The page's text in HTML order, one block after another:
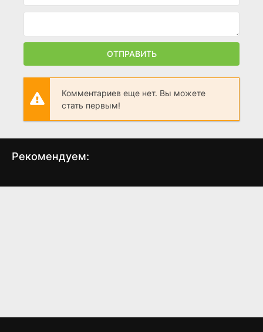
ОТПРАВИТЬ
Комментариев еще нет. Вы можете
стать первым!
Рекомендуем:
Шторм Мертвая земля